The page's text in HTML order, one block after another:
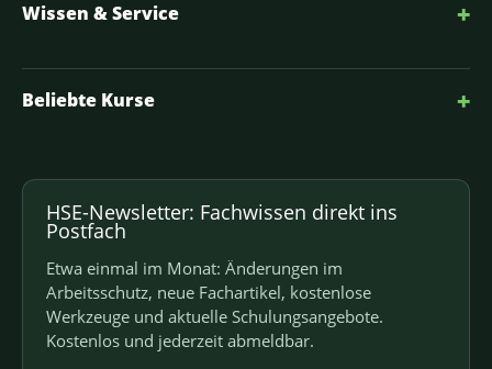
Wissen & Service +
Beliebte Kurse +
HSE-Newsletter: Fachwissen direkt ins
Postfach
Etwa einmal im Monat: Änderungen im
Arbeitsschutz, neue Fachartikel, kostenlose
Werkzeuge und aktuelle Schulungsangebote.
Kostenlos und jederzeit abmeldbar.